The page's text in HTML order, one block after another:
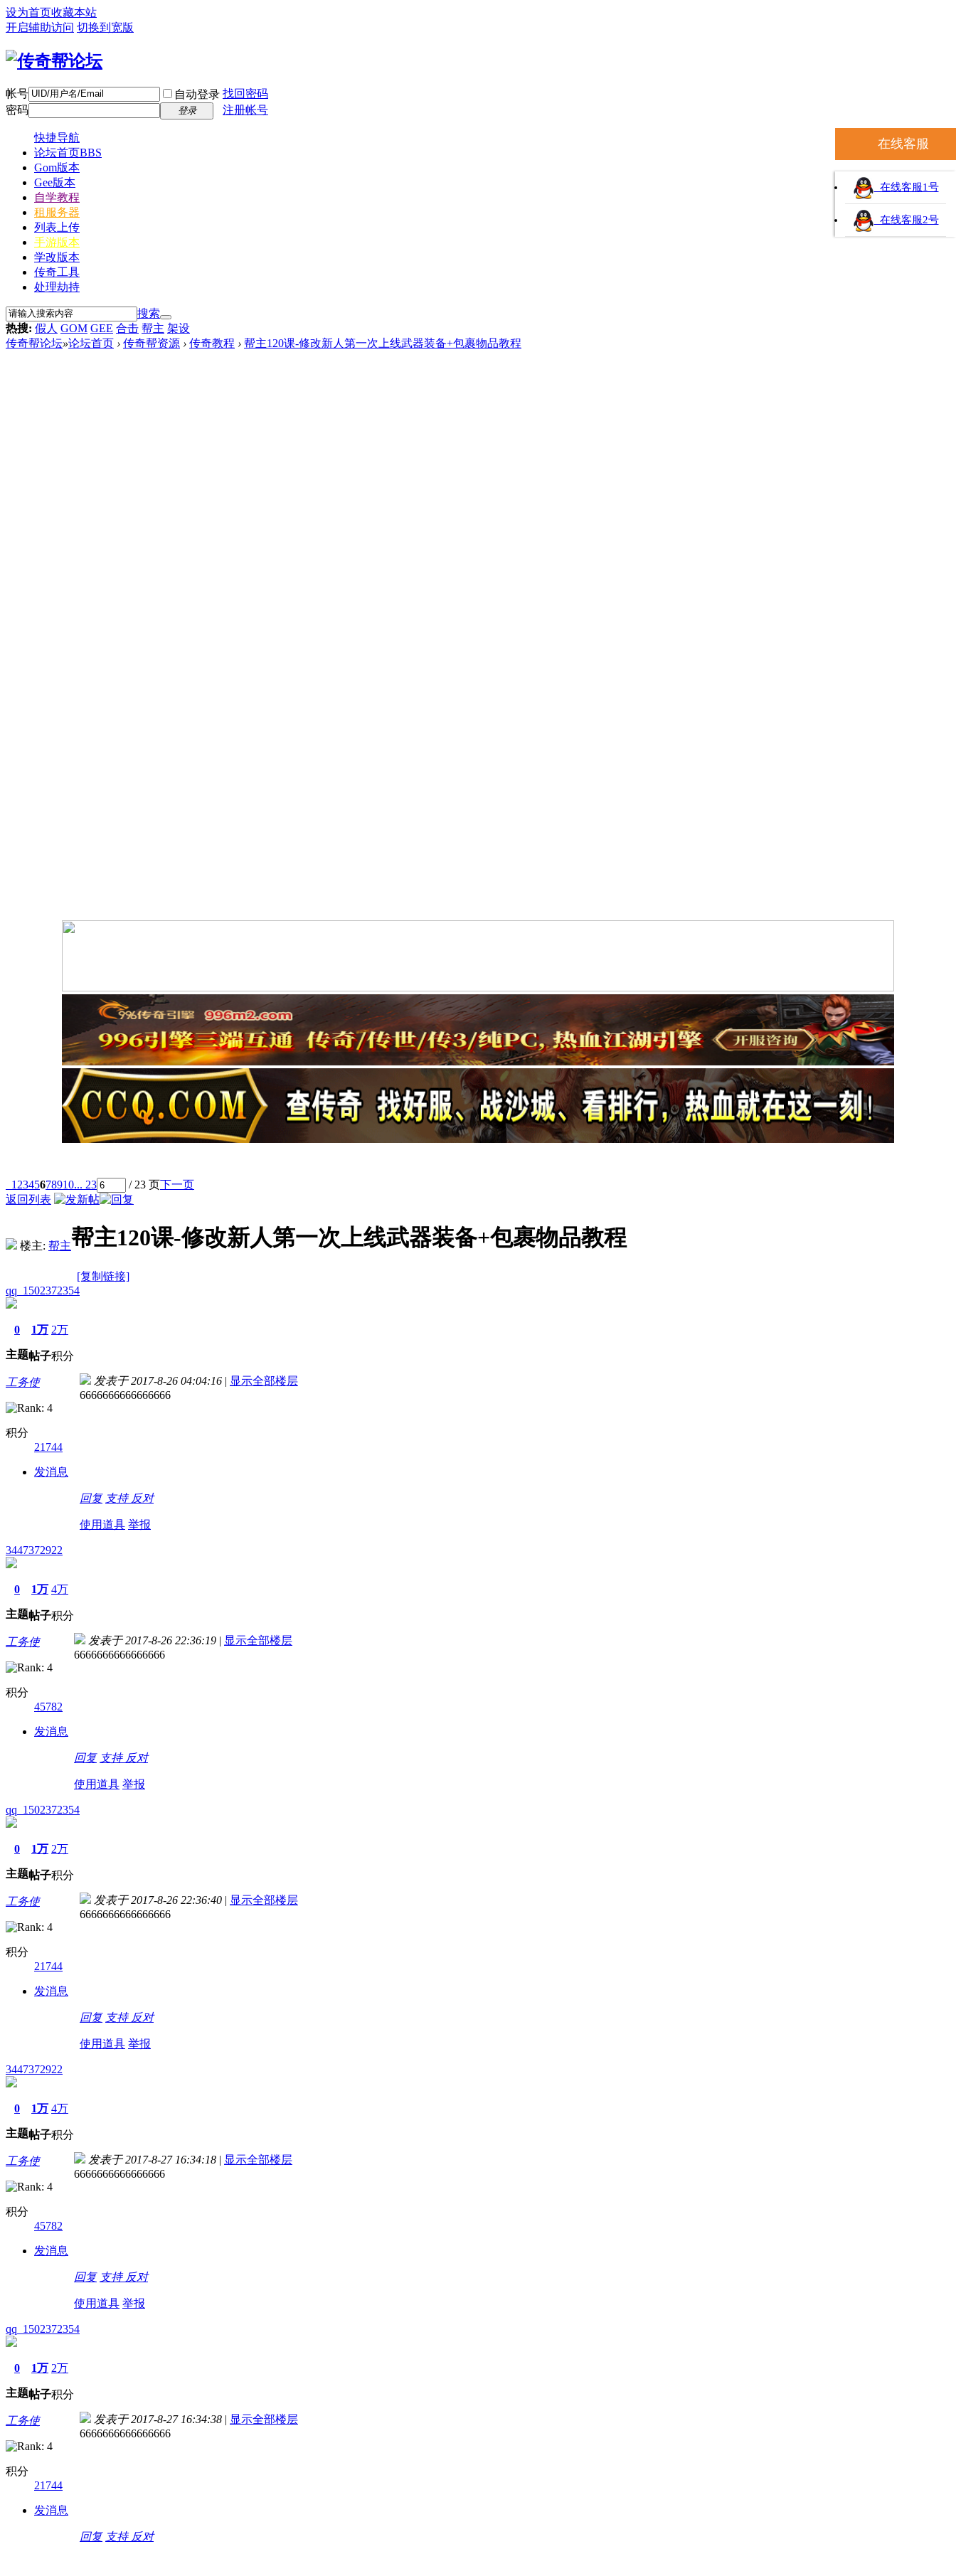
设为首页收藏本站
开启辅助访问 切换到宽版
帐号 自动登录 找回密码
密码
登录 注册帐号
快捷导航
论坛首页BBS
Gom版本
Gee版本
自学教程
租服务器
列表上传
手游版本
学改版本
传奇工具
处理劫持
搜索
热搜: 假人 GOM GEE 合击 帮主 架设
传奇帮论坛»论坛首页 › 传奇帮资源 › 传奇教程 › 帮主120课-修改新人第一次上线武器装备+包裹物品教程
在线客服
在线客服1号
在线客服2号
1 2345678910... 23 / 23 页下一页
返回列表
楼主: 帮主帮主120课-修改新人第一次上线武器装备+包裹物品教程
[复制链接]
qq_1502372354
0
主题
1万
帖子
2万
积分
工务使
积分
21744
发消息
发表于 2017-8-26 04:04:16 | 显示全部楼层
6666666666666666
回复 支持 反对
使用道具 举报
3447372922
0
主题
1万
帖子
4万
积分
工务使
积分
45782
发消息
发表于 2017-8-26 22:36:19 | 显示全部楼层
6666666666666666
回复 支持 反对
使用道具 举报
qq_1502372354
0
主题
1万
帖子
2万
积分
工务使
积分
21744
发消息
发表于 2017-8-26 22:36:40 | 显示全部楼层
6666666666666666
回复 支持 反对
使用道具 举报
3447372922
0
主题
1万
帖子
4万
积分
工务使
积分
45782
发消息
发表于 2017-8-27 16:34:18 | 显示全部楼层
6666666666666666
回复 支持 反对
使用道具 举报
qq_1502372354
0
主题
1万
帖子
2万
积分
工务使
积分
21744
发消息
发表于 2017-8-27 16:34:38 | 显示全部楼层
6666666666666666
回复 支持 反对